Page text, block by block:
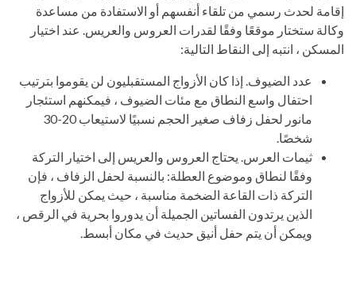
إقامة لحدث رسمي من تلقاء أنفسهم أو الاستفادة من مساعدة
وكالة ستختار موقعًا وفقًا لقدرات العروس والعريس. عند اختيار
المسكن ، انتبه إلى النقاط التالية:
عدد الضيوف. إذا كان الأزواج المستقبليون لن يقوموا بترتيب
احتفال واسع النطاق مع مئات الضيوف ، فيمكنهم استئجار
مانور لحفل زفاف صغير الحجم نسبيًا لاستيعاب 20-30
شخصًا.
ثيمات العرس. يحتاج العروس والعريس إلى اختيار التركة
وفقًا لنطاق وموضوع العطلة: بالنسبة لحفل الزفاف ، فإن
التركة ذات القاعة الضخمة مناسبة ، حيث يمكن للأزواج
الذين يرتدون الفساتين الجميلة أن يدوروا بحرية في الرقص ،
ويمكن أن يتم حفل أنيق حديث في مكان أبسط.